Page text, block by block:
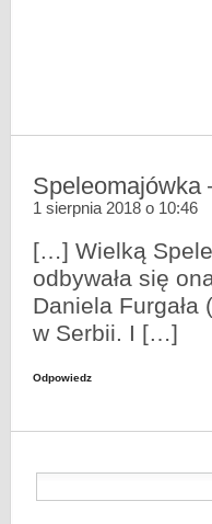
Speleomajówka
1 sierpnia 2018 o 10:46
[…] Wielką
odbywała się
Daniela Furgała
w Serbii. I […]
Odpowiedz